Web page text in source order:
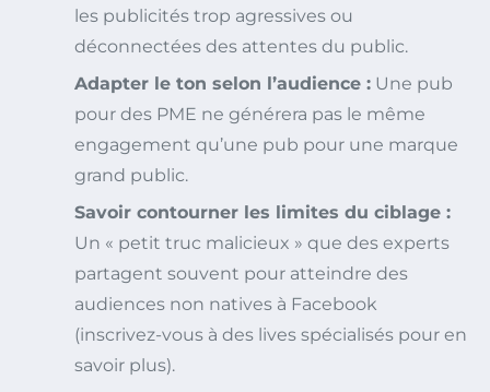
les publicités trop agressives ou
déconnectées des attentes du public.
Adapter le ton selon l’audience : Une pub
pour des PME ne générera pas le même
engagement qu’une pub pour une marque
grand public.
Savoir contourner les limites du ciblage :
Un « petit truc malicieux » que des experts
partagent souvent pour atteindre des
audiences non natives à Facebook
(inscrivez-vous à des lives spécialisés pour en
savoir plus).